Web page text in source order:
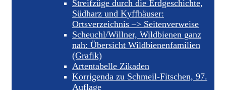
Streifzüge durch die Erdgeschichte,
Südharz und Kyffhäuser:
Ortsverzeichnis –> Seitenverweise
Scheuchl/Willner, Wildbienen ganz
nah: Übersicht Wildbienenfamilien
(Grafik)
Artentabelle Zikaden
Korrigenda zu Schmeil-Fitschen, 97.
Auflage